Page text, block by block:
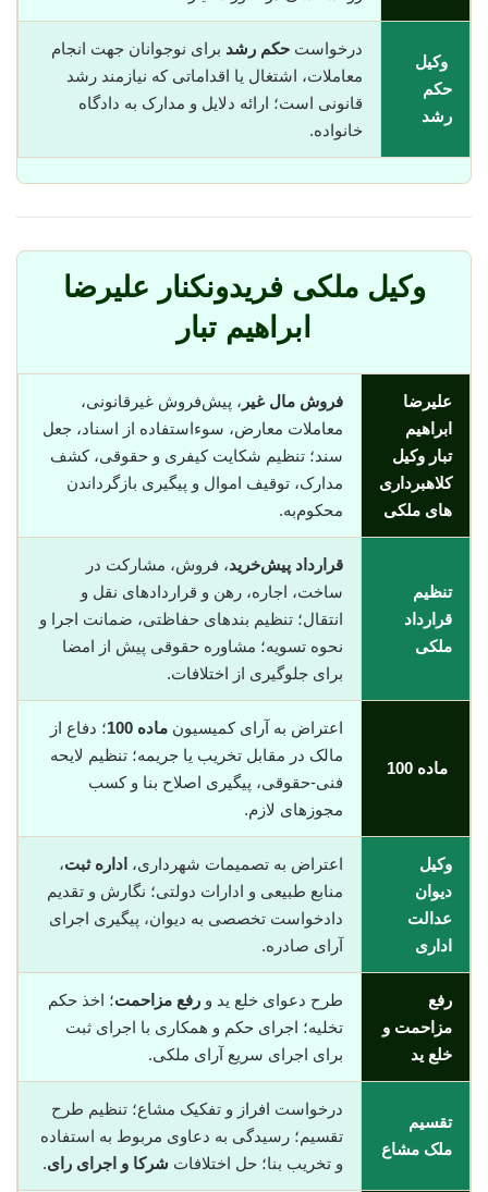
وکیل
حکم
رشد
درخواست حکم رشد برای نوجوانان جهت انجام
معاملات، اشتغال یا اقداماتی که نیازمند رشد
قانونی است؛ ارائه دلایل و مدارک به دادگاه
خانواده.
وکیل ملکی فریدونکنار علیرضا
ابراهیم تبار
علیرضا
ابراهیم
تبار وکیل
کلاهبرداری
های ملکی
فروش مال غیر ، پیش‌فروش غیرقانونی،
معاملات معارض، سوء‌استفاده از اسناد، جعل
سند؛ تنظیم شکایت کیفری و حقوقی، کشف
مدارک، توقیف اموال و پیگیری بازگرداندن
محکوم‌به.
تنظیم
قرارداد
ملکی
قرارداد پیش‌خرید، فروش، مشارکت در
ساخت، اجاره، رهن و قراردادهای نقل و
انتقال؛ تنظیم بندهای حفاظتی، ضمانت اجرا و
نحوه تسویه؛ مشاوره حقوقی پیش از امضا
برای جلوگیری از اختلافات.
ماده 100
اعتراض به آرای کمیسیون ماده 100
؛ دفاع از
مالک در مقابل تخریب یا جریمه؛ تنظیم لایحه
فنی-حقوقی، پیگیری اصلاح بنا و کسب
مجوزهای لازم.
وکیل
دیوان
عدالت
اداری
اعتراض به تصمیمات شهرداری، اداره ثبت،
منابع طبیعی و ادارات دولتی؛ نگارش و تقدیم
دادخواست تخصصی به دیوان، پیگیری اجرای
آرای صادره.
رفع
مزاحمت و
خلع ید
طرح دعوای خلع ید و رفع مزاحمت؛ اخذ حکم
تخلیه؛ اجرای حکم و همکاری با اجرای ثبت
برای اجرای سریع آرای ملکی.
تقسیم
ملک مشاع
درخواست افراز و تفکیک مشاع؛ تنظیم طرح
تقسیم؛ رسیدگی به دعاوی مربوط به استفاده
و تخریب بنا؛ حل اختلافات شرکا و اجرای رای.